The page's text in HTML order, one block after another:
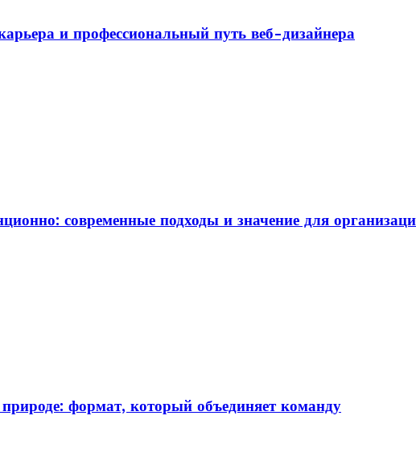
и профессиональный путь веб-дизайнера
современные подходы и значение для
формат, который объединяет команду